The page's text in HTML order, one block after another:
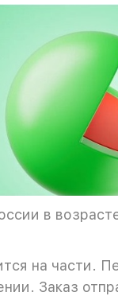
в
на части.
Заказ